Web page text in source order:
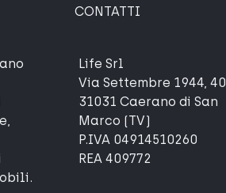
CONTATTI
Life Srl
Via Settembre 1944, 40
31031 Caerano di San
Marco (TV)
P.IVA 04914510260
REA 409772